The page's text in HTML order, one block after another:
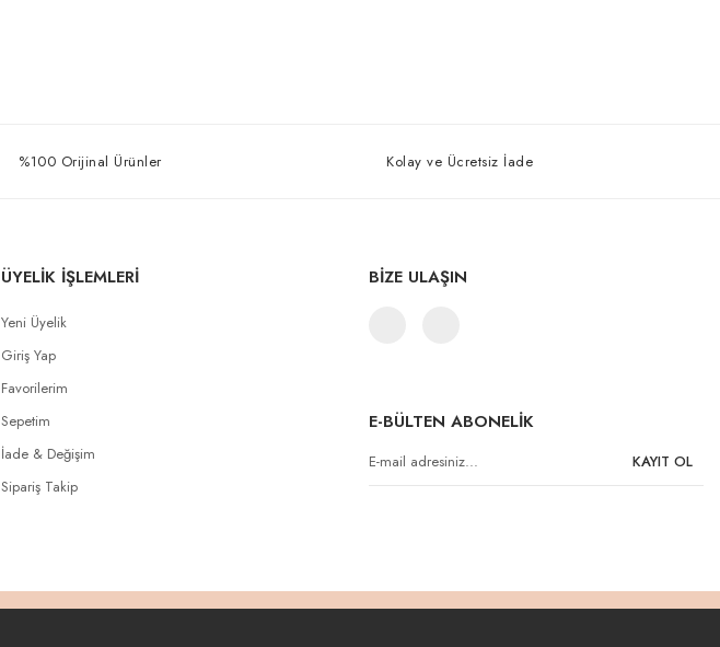
%100 Orijinal Ürünler Kolay ve Ücretsiz İade
ÜYELİK İŞLEMLERİ
Yeni Üyelik
Giriş Yap
Favorilerim
Sepetim
İade & Değişim
Sipariş Takip
BİZE ULAŞIN
E-BÜLTEN ABONELİK
KAYIT OL